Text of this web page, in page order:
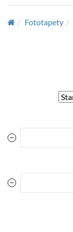
Fototapety